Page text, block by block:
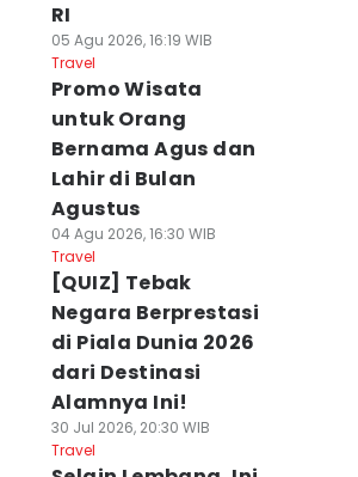
RI
05 Agu 2026, 16:19 WIB
Travel
Promo Wisata
untuk Orang
Bernama Agus dan
Lahir di Bulan
Agustus
04 Agu 2026, 16:30 WIB
Travel
[QUIZ] Tebak
Negara Berprestasi
di Piala Dunia 2026
dari Destinasi
Alamnya Ini!
30 Jul 2026, 20:30 WIB
Travel